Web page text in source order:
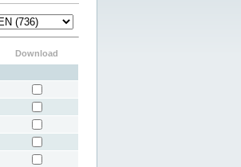
Download